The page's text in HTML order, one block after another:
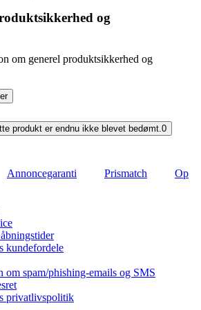
og
om generel produktsikkerhed og
produkt er endnu ikke blevet bedømt.0
Annoncegaranti Prismatch
Op
kundefordele
om spam/phishing-emails og SMS
privatlivspolitik